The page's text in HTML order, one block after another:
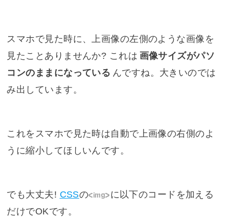
スマホで見た時に、上画像の左側のような画像を
見たことありませんか? これは 画像サイズがパソ
コンのままになっている んですね。大きいのでは
み出しています。
これをスマホで見た時は自動で上画像の右側のよ
うに縮小してほしいんです。
でも大丈夫! CSSの<img>に以下のコードを加える
だけでOKです。